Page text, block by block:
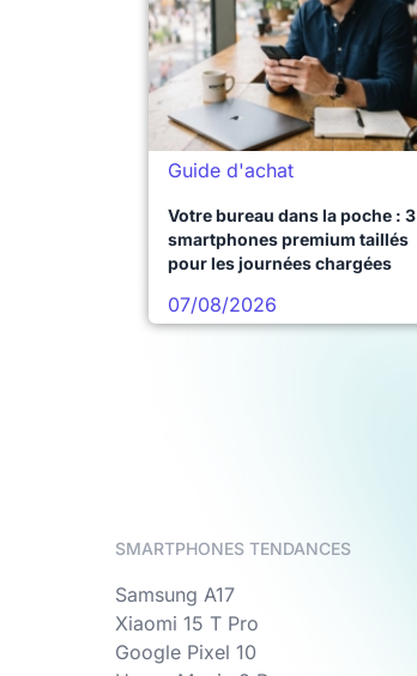
Guide d'achat
Votre bureau dans la poche : 3
smartphones premium taillés
pour les journées chargées
07/08/2026
SMARTPHONES TENDANCES
Samsung A17
Xiaomi 15 T Pro
Google Pixel 10